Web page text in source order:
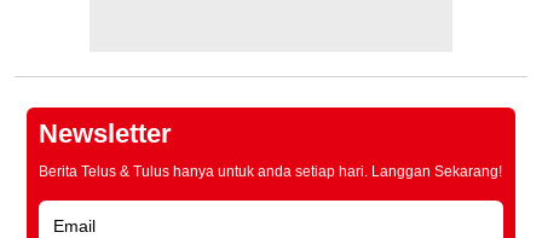
Newsletter
Berita Telus & Tulus hanya untuk anda setiap hari. Langgan Sekarang!